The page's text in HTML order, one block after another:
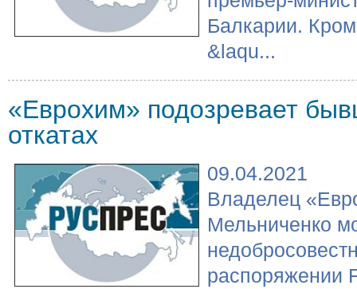
Балкарии.
&laqu...
«Еврохим» подозревает
откатах
09.04.2021
Владелец
Мельниченко
распоряжении